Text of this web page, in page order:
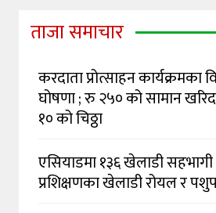
ताजा समाचार
करदाता प्रोत्साहन कार्यक्रमका
घोषणा ; रु २५० को सामान
१० को चिठ्ठा
एसियाडमा १३६ खेलाडी
प्रशिक्षणका खेलाडी रोयल र